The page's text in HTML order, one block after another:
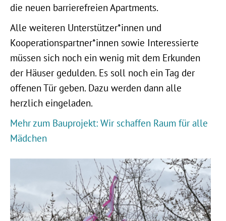
die neuen barrierefreien Apartments.
Alle weiteren Unterstützer*innen und
Kooperationspartner*innen sowie Interessierte
müssen sich noch ein wenig mit dem Erkunden
der Häuser gedulden. Es soll noch ein Tag der
offenen Tür geben. Dazu werden dann alle
herzlich eingeladen.
Mehr zum Bauprojekt: Wir schaffen Raum für alle
Mädchen